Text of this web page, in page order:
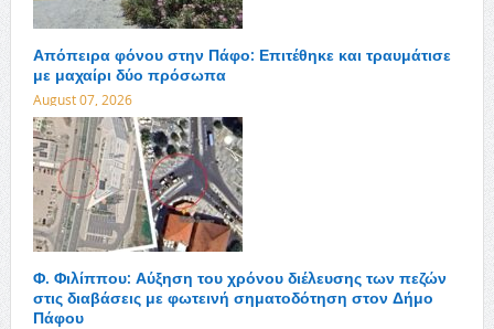
Απόπειρα φόνου στην Πάφο: Επιτέθηκε και τραυμάτισε
με μαχαίρι δύο πρόσωπα
August 07, 2026
Φ. Φιλίππου: Αύξηση του χρόνου διέλευσης των πεζών
στις διαβάσεις με φωτεινή σηματοδότηση στον Δήμο
Πάφου